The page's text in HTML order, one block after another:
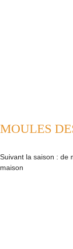
MOULES
Suivant la saison : de
maison